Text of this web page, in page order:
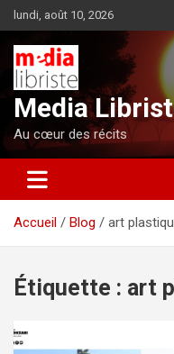
Aller
au
contenu
lundi, août 10, 2026
Media
Au cœur des récits
Accueil Blog art
Étiquette : art